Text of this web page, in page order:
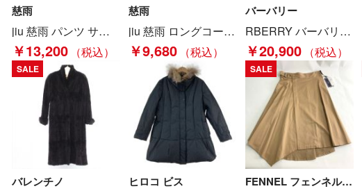
慈雨
jiu 慈雨 パンツ サイズ 38 レディース 30226226 ブラック Bランク
￥13,200
慈雨
jiu 慈雨 ロングコート 01222527 ブラック サイズ40 Bランク
￥9,680
バーバリー
RBERRY バーバリー レディース ロングコート SIZE 38 アンゴラ60％ ライトグレー Bランク
￥20,900
SALE
バレンチノ ヒロコ ビス
SALE
FENNEL フェンネル アシンメトリー 巻きスカート 9号 57-6700-6606 ベージュ 未使用品 Aランク